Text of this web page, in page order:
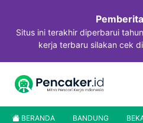
Situs ini terakhir diperbarui
kerja terbaru silakan cek
BERANDA BANDUNG